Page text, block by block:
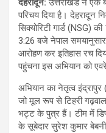
देहरादून: उत्तराखंड ने एक
परिचय दिया है।
सिक्योरिटी गार्ड (NSG)
3:26 बजे नेपाल
आरोहण कर इतिहास रच
पहुंचना इस अभियान को
अभियान का नेतृत्व
जो मूल रूप से टिहरी
भट्ट के पुत्र हैं। टीम में
के सूबेदार सुरेश कुमार